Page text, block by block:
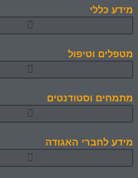
מידע כללי
מטפלים וטיפול
מתמחים וסטודנטים
מידע לחברי האגודה